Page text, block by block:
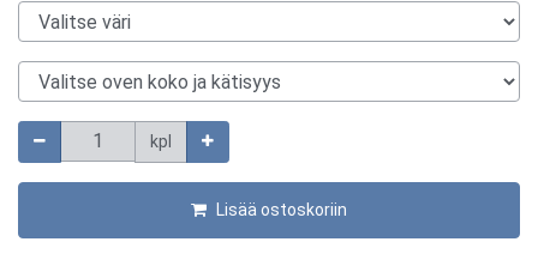
Valitse väri
Valitse oven koko ja kätisyys
kpl
Lisää ostoskoriin